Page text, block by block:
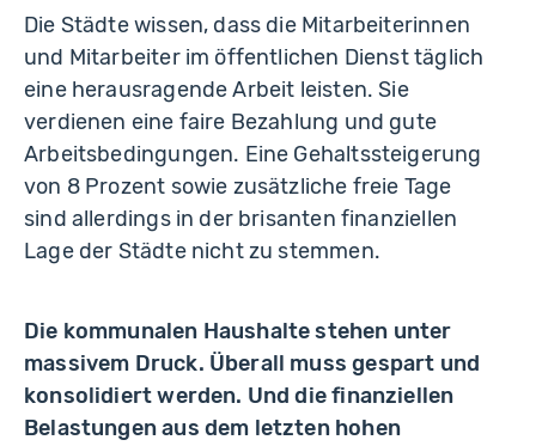
Die Städte wissen, dass die Mitarbeiterinnen
und Mitarbeiter im öffentlichen Dienst täglich
eine herausragende Arbeit leisten. Sie
verdienen eine faire Bezahlung und gute
Arbeitsbedingungen. Eine Gehaltssteigerung
von 8 Prozent sowie zusätzliche freie Tage
sind allerdings in der brisanten finanziellen
Lage der Städte nicht zu stemmen.
Die kommunalen Haushalte stehen unter
massivem Druck. Überall muss gespart und
konsolidiert werden. Und die finanziellen
Belastungen aus dem letzten hohen